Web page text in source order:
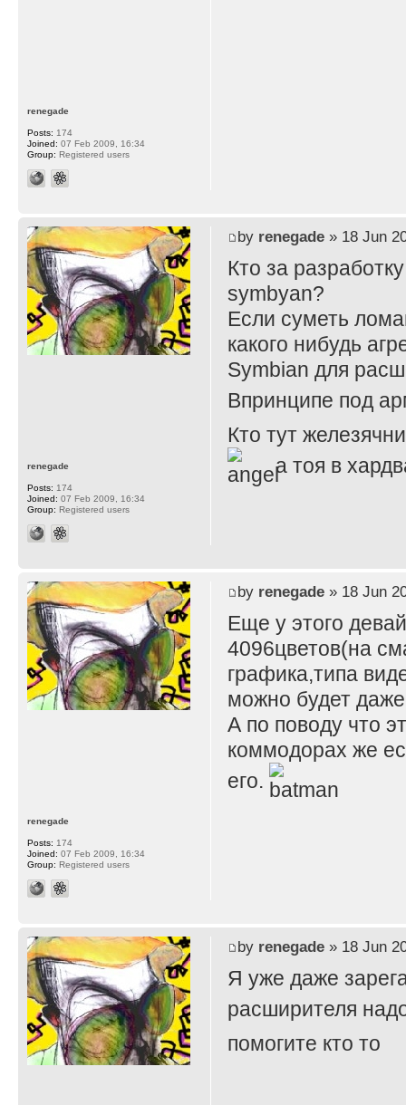
renegade
Posts: 174
Joined: 07 Feb 2009, 16:34
Group: Registered users
by renegade» 18 Jun
Кто за
symbyan?
Если суметь
какого нибудь
Symbian для
Впринципе под
Кто тут
а тоя в
renegade
Posts: 174
Joined: 07 Feb 2009, 16:34
Group: Registered users
by renegade» 18 Jun
Еще у этого
4096цветов(на
графика,типа
можно будет
А по поводу что
коммодорах же
его.
renegade
Posts: 174
Joined: 07 Feb 2009, 16:34
Group: Registered users
by renegade» 18 Jun
Я уже даже
расширителя
помогите кто то